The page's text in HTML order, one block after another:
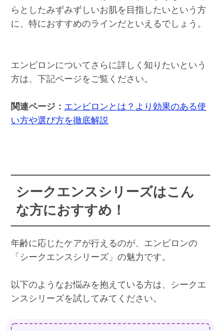
らとしたみずみずしいお肌を目指したいという方
に、特におすすめのラインだといえるでしょう。
エンビロンについてさらに詳しく知りたいという
方は、下記ページをご覧ください。
関連ページ： エンビロンとは？より効果のある使
い方や選び方を徹底解説
シークエンスシリーズはこん
な方におすすめ！
年齢に応じたケアが行えるのが、エンビロンの
「シークエンスシリーズ」の魅力です。
以下のようなお悩みを抱えている方は、シークエ
ンスシリーズを試してみてください。